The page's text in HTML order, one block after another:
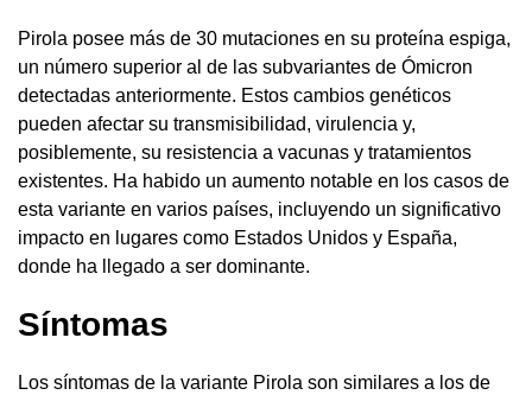
Pirola posee más de 30 mutaciones en su proteína espiga,
un número superior al de las subvariantes de Ómicron
detectadas anteriormente. Estos cambios genéticos
pueden afectar su transmisibilidad, virulencia y,
posiblemente, su resistencia a vacunas y tratamientos
existentes. Ha habido un aumento notable en los casos de
esta variante en varios países, incluyendo un significativo
impacto en lugares como Estados Unidos y España,
donde ha llegado a ser dominante.
Síntomas
Los síntomas de la variante Pirola son similares a los de